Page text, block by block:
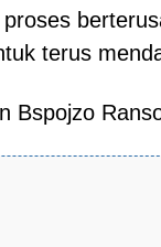
terus
Bspojzo